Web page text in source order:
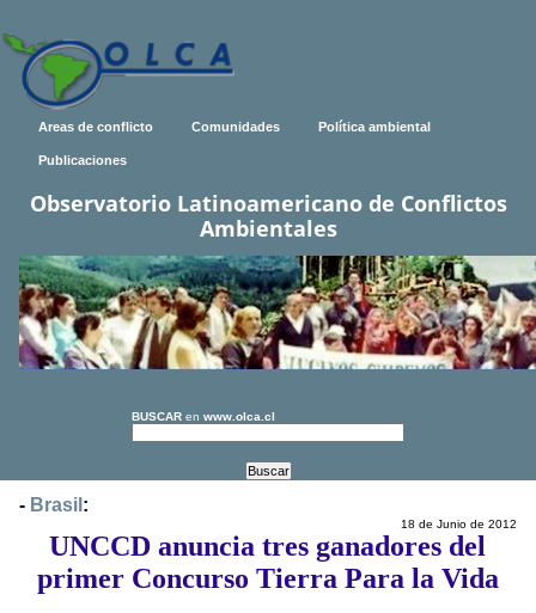
Areas de conflicto Comunidades Política ambiental
Publicaciones
Observatorio Latinoamericano de Conflictos
Ambientales
BUSCAR en www.olca.cl
- Brasil :
18 de Junio de 2012
UNCCD anuncia tres ganadores del
primer Concurso Tierra Para la Vida